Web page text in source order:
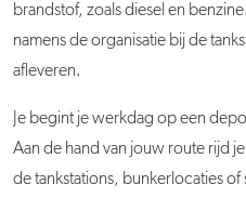
brandstof, zoals diesel en
namens de organisatie bij de
afleveren.
Je begint je werkdag op een
Aan de hand van jouw route rijd
de tankstations, bunkerlocaties of